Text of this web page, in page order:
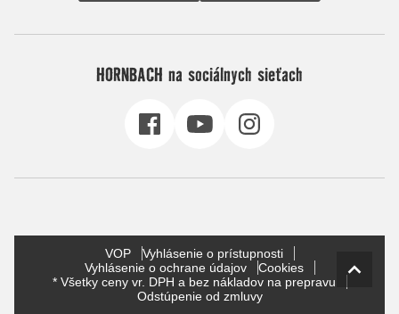
HORNBACH na sociálnych sieťach
VOP
Vyhlásenie o prístupnosti
Vyhlásenie o ochrane údajov
Cookies
* Všetky ceny vr. DPH a bez nákladov na prepravu
Odstúpenie od zmluvy